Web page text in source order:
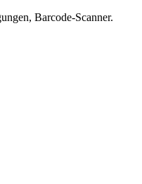
Barcode-Scanner.